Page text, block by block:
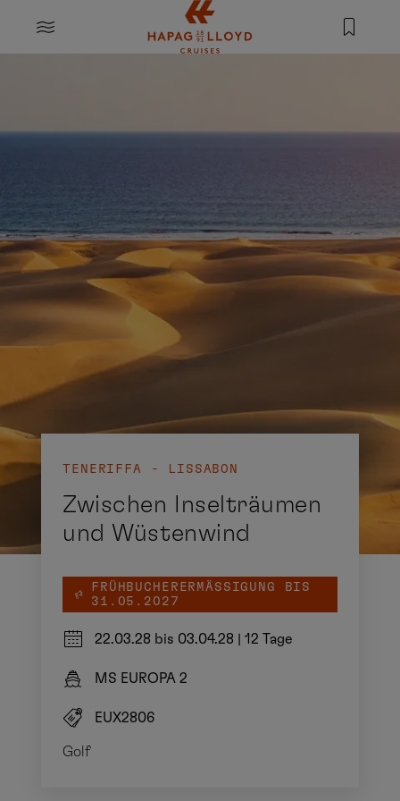
Springe zum Hauptinhalt
MENU
TENERIFFA - LISSABON
Zwischen Inselträumen
und Wüstenwind
FRÜHBUCHERERMÄSSIGUNG BIS 3
1.05.2027
22.03.28 bis 03.04.28 12 Tage
MS EUROPA 2
EUX2806
Golf